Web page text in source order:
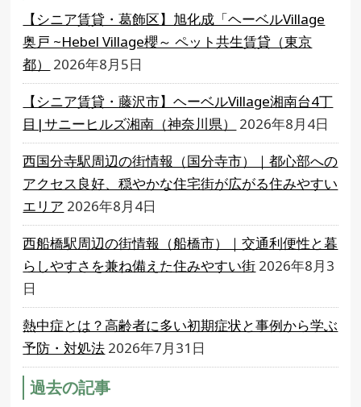
【シニア賃貸・葛飾区】旭化成「ヘーベルVillage
奥戸 ~Hebel Village櫻～ ペット共生賃貸（東京
都）
2026年8月5日
【シニア賃貸・藤沢市】ヘーベルVillage湘南台4丁
目|サニーヒルズ湘南（神奈川県）
2026年8月4日
西国分寺駅周辺の街情報（国分寺市）｜都心部への
アクセス良好、穏やかな住宅街が広がる住みやすい
エリア 2026年8月4日
西船橋駅周辺の街情報（船橋市）｜交通利便性と暮
らしやすさを兼ね備えた住みやすい街 2026年8月3
日
熱中症とは？高齢者に多い初期症状と事例から学ぶ
予防・対処法 2026年7月31日
過去の記事